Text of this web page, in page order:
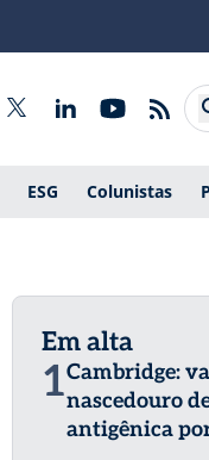
ESG Colunistas
Em alta
1Cambridge:
nascedouro
antigênica